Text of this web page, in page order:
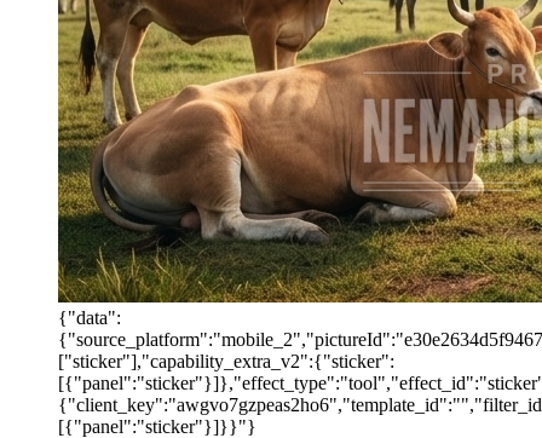
{"data":
["sticker"],"capability_extra_v2":{"sticker":
[{"panel":"sticker"}]}}"}